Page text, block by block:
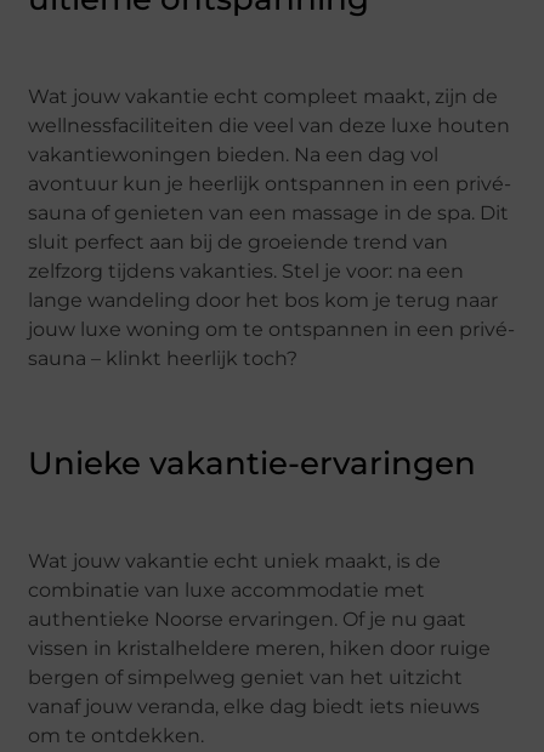
Wat jouw vakantie echt compleet maakt, zijn de
wellnessfaciliteiten die veel van deze luxe houten
vakantiewoningen bieden. Na een dag vol
avontuur kun je heerlijk ontspannen in een privé-
sauna of genieten van een massage in de spa. Dit
sluit perfect aan bij de groeiende trend van
zelfzorg tijdens vakanties. Stel je voor: na een
lange wandeling door het bos kom je terug naar
jouw luxe woning om te ontspannen in een privé-
sauna – klinkt heerlijk toch?
Unieke vakantie-ervaringen
Wat jouw vakantie echt uniek maakt, is de
combinatie van luxe accommodatie met
authentieke Noorse ervaringen. Of je nu gaat
vissen in kristalheldere meren, hiken door ruige
bergen of simpelweg geniet van het uitzicht
vanaf jouw veranda, elke dag biedt iets nieuws
om te ontdekken.